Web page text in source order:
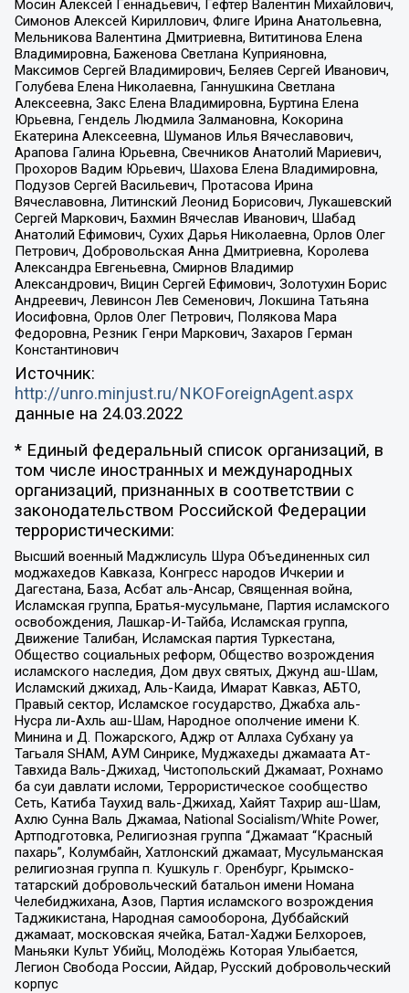
Мосин Алексей Геннадьевич, Гефтер Валентин Михайлович,
Симонов Алексей Кириллович, Флиге Ирина Анатольевна,
Мельникова Валентина Дмитриевна, Вититинова Елена
Владимировна, Баженова Светлана Куприяновна,
Максимов Сергей Владимирович, Беляев Сергей Иванович,
Голубева Елена Николаевна, Ганнушкина Светлана
Алексеевна, Закс Елена Владимировна, Буртина Елена
Юрьевна, Гендель Людмила Залмановна, Кокорина
Екатерина Алексеевна, Шуманов Илья Вячеславович,
Арапова Галина Юрьевна, Свечников Анатолий Мариевич,
Прохоров Вадим Юрьевич, Шахова Елена Владимировна,
Подузов Сергей Васильевич, Протасова Ирина
Вячеславовна, Литинский Леонид Борисович, Лукашевский
Сергей Маркович, Бахмин Вячеслав Иванович, Шабад
Анатолий Ефимович, Сухих Дарья Николаевна, Орлов Олег
Петрович, Добровольская Анна Дмитриевна, Королева
Александра Евгеньевна, Смирнов Владимир
Александрович, Вицин Сергей Ефимович, Золотухин Борис
Андреевич, Левинсон Лев Семенович, Локшина Татьяна
Иосифовна, Орлов Олег Петрович, Полякова Мара
Федоровна, Резник Генри Маркович, Захаров Герман
Константинович
Источник:
http://unro.minjust.ru/NKOForeignAgent.aspx
данные на 24.03.2022
* Единый федеральный список организаций, в
том числе иностранных и международных
организаций, признанных в соответствии с
законодательством Российской Федерации
террористическими:
Высший военный Маджлисуль Шура Объединенных сил
моджахедов Кавказа, Конгресс народов Ичкерии и
Дагестана, База, Асбат аль-Ансар, Священная война,
Исламская группа, Братья-мусульмане, Партия исламского
освобождения, Лашкар-И-Тайба, Исламская группа,
Движение Талибан, Исламская партия Туркестана,
Общество социальных реформ, Общество возрождения
исламского наследия, Дом двух святых, Джунд аш-Шам,
Исламский джихад, Аль-Каида, Имарат Кавказ, АБТО,
Правый сектор, Исламское государство, Джабха аль-
Нусра ли-Ахль аш-Шам, Народное ополчение имени К.
Минина и Д. Пожарского, Аджр от Аллаха Субхану уа
Тагьаля SHAM, АУМ Синрике, Муджахеды джамаата Ат-
Тавхида Валь-Джихад, Чистопольский Джамаат, Рохнамо
ба суи давлати исломи, Террористическое сообщество
Сеть, Катиба Таухид валь-Джихад, Хайят Тахрир аш-Шам,
Ахлю Сунна Валь Джамаа, National Socialism/White Power,
Артподготовка, Религиозная группа “Джамаат “Красный
пахарь”, Колумбайн, Хатлонский джамаат, Мусульманская
религиозная группа п. Кушкуль г. Оренбург, Крымско-
татарский добровольческий батальон имени Номана
Челебиджихана, Азов, Партия исламского возрождения
Таджикистана, Народная самооборона, Дуббайский
джамаат, московская ячейка, Батал-Хаджи Белхороев,
Маньяки Культ Убийц, Молодёжь Которая Улыбается,
Легион Свобода России, Айдар, Русский добровольческий
корпус